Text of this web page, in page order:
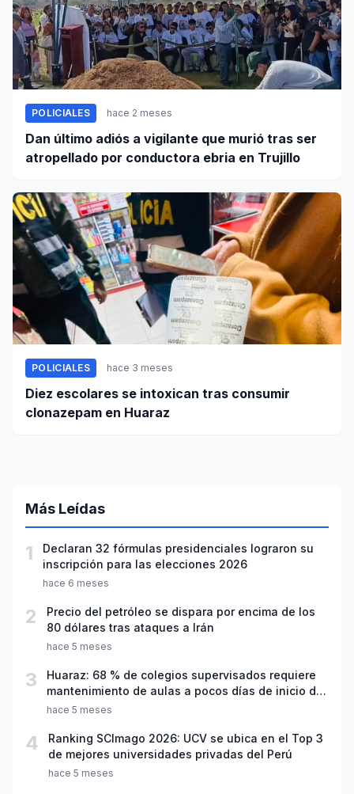
POLICIALES hace 2 meses
Dan último adiós a vigilante que murió tras ser
atropellado por conductora ebria en Trujillo
POLICIALES hace 3 meses
Diez escolares se intoxican tras consumir
clonazepam en Huaraz
Más Leídas
1
Declaran 32 fórmulas presidenciales lograron su
inscripción para las elecciones 2026
hace 6 meses
2
Precio del petróleo se dispara por encima de los
80 dólares tras ataques a Irán
hace 5 meses
3
Huaraz: 68 % de colegios supervisados requiere
mantenimiento de aulas a pocos días de inicio del
año escolar 2026
hace 5 meses
4
Ranking SCImago 2026: UCV se ubica en el Top 3
de mejores universidades privadas del Perú
hace 5 meses